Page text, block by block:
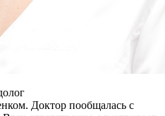
Доктор пообщалась с